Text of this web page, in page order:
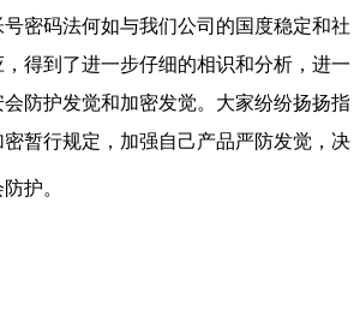
密码法何如与我们公司的国度稳定和社
得到了进一步仔细的相识和分析，进一
防护发觉和加密发觉。大家纷纷扬扬指
暂行规定，加强自己产品严防发觉，决
护。